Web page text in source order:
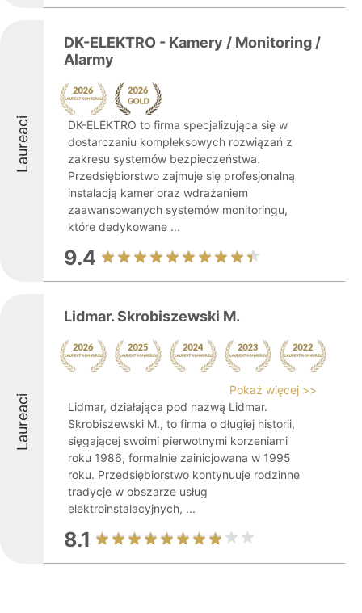
Laureaci
DK-ELEKTRO - Kamery / Monitoring /
Alarmy
DK-ELEKTRO to firma specjalizująca się w
dostarczaniu kompleksowych rozwiązań z
zakresu systemów bezpieczeństwa.
Przedsiębiorstwo zajmuje się profesjonalną
instalacją kamer oraz wdrażaniem
zaawansowanych systemów monitoringu,
które dedykowane ...
9.4
Laureaci
Lidmar. Skrobiszewski M.
Pokaż więcej >>
Lidmar, działająca pod nazwą Lidmar.
Skrobiszewski M., to firma o długiej historii,
sięgającej swoimi pierwotnymi korzeniami
roku 1986, formalnie zainicjowana w 1995
roku. Przedsiębiorstwo kontynuuje rodzinne
tradycje w obszarze usług
elektroinstalacyjnych, ...
8.1